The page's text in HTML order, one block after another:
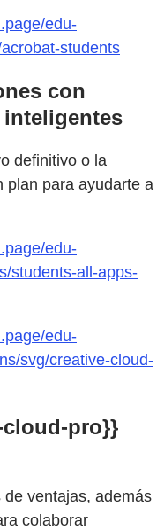
edu-
students
con
inteligentes
definitivo o la
plan para ayudarte a
edu-
students-all-apps-
edu-
svg/creative-cloud-
cloud-pro}}
ventajas, además
colaborar